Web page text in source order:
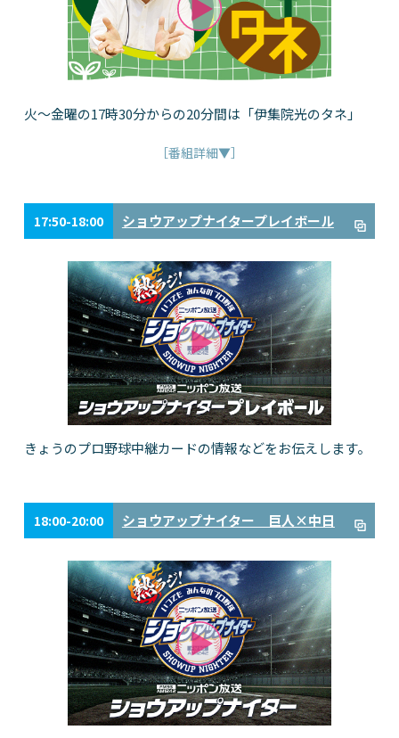
火～金曜の17時30分からの20分間は「伊集院光のタネ」
［番組詳細▼］
17:50-18:00 ショウアップナイタープレイボール
きょうのプロ野球中継カードの情報などをお伝えします。
18:00-20:00 ショウアップナイター 巨人×中日